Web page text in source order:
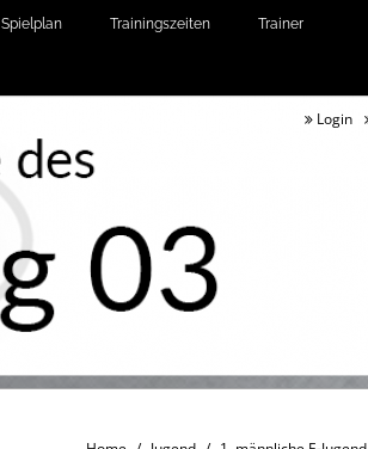
Spielplan Trainingszeiten Trainer
Login